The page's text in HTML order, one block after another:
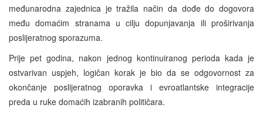
međunarodna zajednica je tražila način da dođe do dogovora
među domaćim stranama u cilju dopunjavanja ili proširivanja
poslijeratnog sporazuma.
Prije pet godina, nakon jednog kontinuiranog perioda kada je
ostvarivan uspjeh, logičan korak je bio da se odgovornost za
okončanje poslijeratnog oporavka i evroatlantske integracije
preda u ruke domaćih izabranih političara.